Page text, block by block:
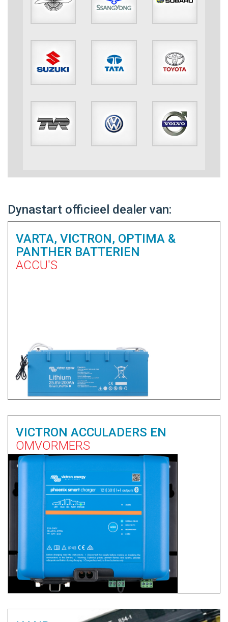
Dynastart officieel dealer van:
VARTA, VICTRON, OPTIMA &
PANTHER BATTERIEN
ACCU'S
VICTRON ACCULADERS EN
OMVORMERS